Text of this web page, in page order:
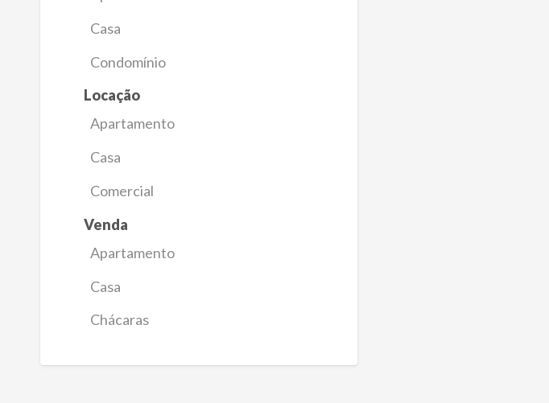
Casa
Condomínio
Locação
Apartamento
Casa
Comercial
Venda
Apartamento
Casa
Chácaras